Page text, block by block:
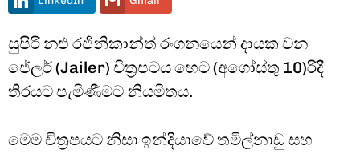
සුපිරි නළු රජිනිකාන්ත් රංගනයෙන් දායක වන
ජේලර් (Jailer) චිත්‍රපටය හෙට (අගෝස්තු 10)රිදී
තිරයට පැමිණීමට නියමිතය.
මෙම චිත්‍රපයට නිසා ඉන්දියාවේ තමිල්නාඩු සහ